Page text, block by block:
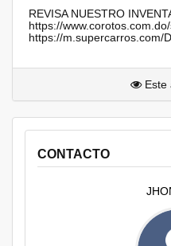
REVISA NUESTRO
https://
https://m.supercarros.com/
Este
CONTACTO